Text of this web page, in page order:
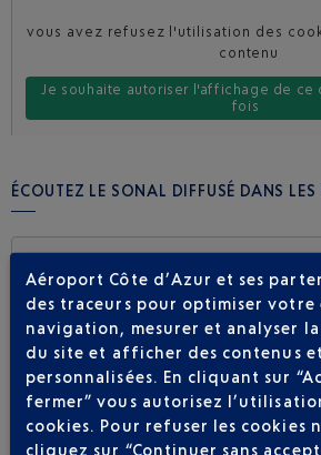
vous avez refusez l'utilisation des
contenu
Je souhaite autoriser l'affichage de ce
fois
Je souhaite toujours autoriser ce type
ÉCOUTEZ LE SONAL DIFFUSÉ DANS
vous avez refusez l'utilisation des
contenu
Je souhaite autoriser l'affichage de ce
Aéroport Côte d’Azur et ses
des traceurs pour optimiser votre
navigation, mesurer et analyser
du site et afficher des contenus
personnalisées. En cliquant sur
fermer” vous autorisez
cookies. Pour refuser les cookies
cliquez sur “Continuer sans